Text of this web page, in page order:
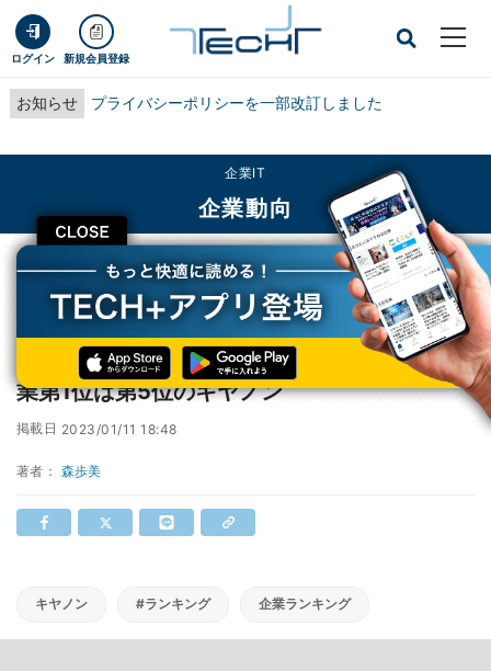
ログイン 新規会員登録
お知らせ プライバシーポリシーを一部改訂しました
CLOSE
企業IT
企業動向
TECH+ 企業IT
企業動向
米国特許取得企業ランキングが発表、日本企業第1位は第5位のキヤノン
米国特許取得企業ランキングが発表、日本企
業第1位は第5位のキヤノン
掲載日 2023/01/11 18:48
著者： 森歩美
キヤノン #ランキング 企業ランキング